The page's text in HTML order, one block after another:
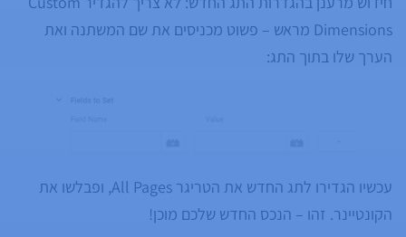
Dimensions מראש – פשוט מכניסים את שם המשתנה ואת
הערך שלו בתוך התג:
עכשיו הגדירו לתג החדש את הטריגר All Pages, ופבלשו את
הקונטיינר. זהו – הנכס החדש שלכם מוכן!